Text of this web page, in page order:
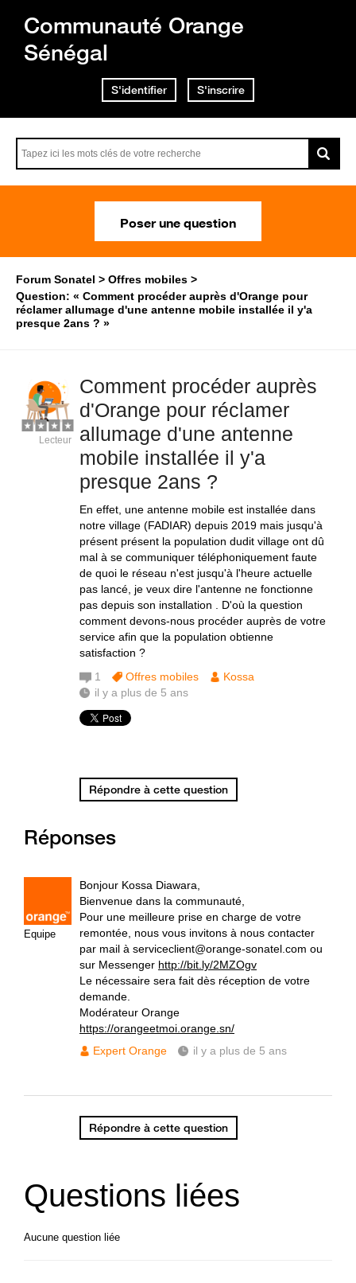
Communauté Orange
Sénégal
S'identifier S'inscrire
Poser une question
Forum Sonatel
Offres mobiles
Question: « Comment procéder auprès d'Orange pour
réclamer allumage d'une antenne mobile installée il y'a
presque 2ans ? »
Comment procéder auprès
d'Orange pour réclamer
allumage d'une antenne
mobile installée il y'a
presque 2ans ?
En effet, une antenne mobile est installée dans
notre village (FADIAR) depuis 2019 mais jusqu'à
présent présent la population dudit village ont dû
mal à se communiquer téléphoniquement faute
de quoi le réseau n'est jusqu'à l'heure actuelle
pas lancé, je veux dire l'antenne ne fonctionne
pas depuis son installation . D'où la question
comment devons-nous procéder auprès de votre
service afin que la population obtienne
satisfaction ?
Lecteur
1 Offres mobiles
Kossa
il y a plus de 5 ans
Répondre à cette question
Réponses
Equipe
Bonjour Kossa Diawara,
Bienvenue dans la communauté,
Pour une meilleure prise en charge de votre
remontée, nous vous invitons à nous contacter
par mail à serviceclient@orange-sonatel.com ou
sur Messenger http://bit.ly/2MZOgv
Le nécessaire sera fait dès réception de votre
demande.
Modérateur Orange
https://orangeetmoi.orange.sn/
Expert Orange
il y a plus de 5 ans
Répondre à cette question
Questions liées
Aucune question liée